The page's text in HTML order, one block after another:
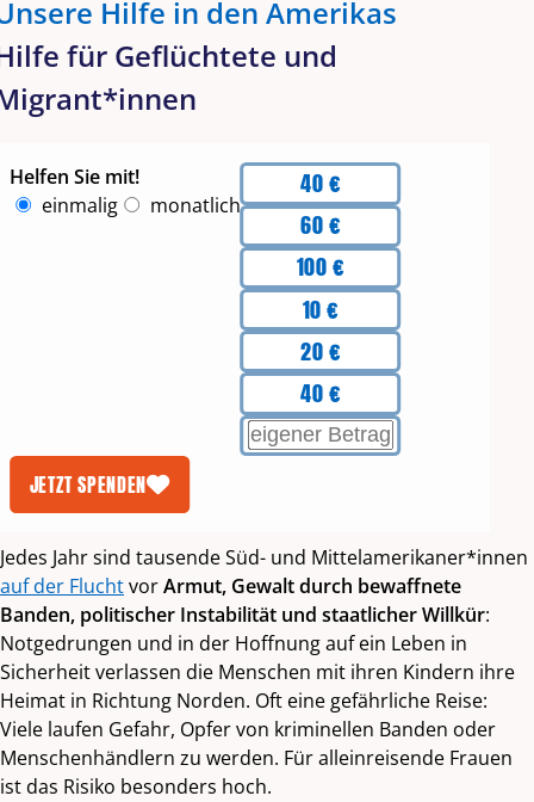
Hilfe in den Amerikas
für Geflüchtete und
Helfen Sie mit!
Intervall
einmalig monatlich
Beträge40 €
60 €
100 €
10 €
20 €
40 €
EIGENEN BETRAG EINGEBEN
JETZT SPENDEN
Jedes Jahr sind tausende Süd- und Mittelamerikaner*innen
auf der FluchtvorArmut, Gewalt durch bewaffnete
Banden, politischer Instabilität und staatlicher Willkür:
Notgedrungen und in der Hoffnung auf ein Leben in
Sicherheit verlassen die Menschen mit ihren Kindern ihre
Heimat in Richtung Norden. Oft eine gefährliche Reise:
Viele laufen Gefahr, Opfer von kriminellen Banden oder
Menschenhändlern zu werden. Für alleinreisende Frauen
ist das Risiko besonders hoch.